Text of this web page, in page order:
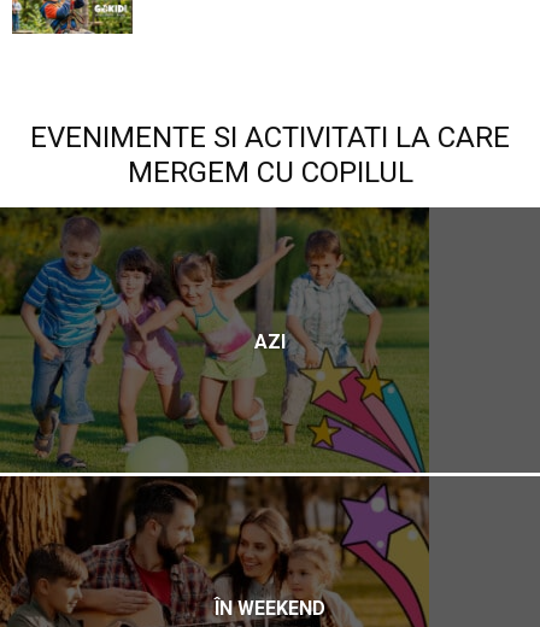
EVENIMENTE SI ACTIVITATI LA CARE
MERGEM CU COPILUL
AZI
ÎN WEEKEND